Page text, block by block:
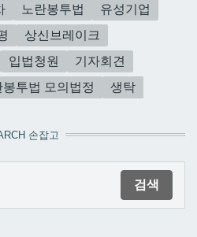
노란봉투법
유성기업
상신브레이크
입법청원
기자회견
봉투법 모의법정 생탁
손잡고